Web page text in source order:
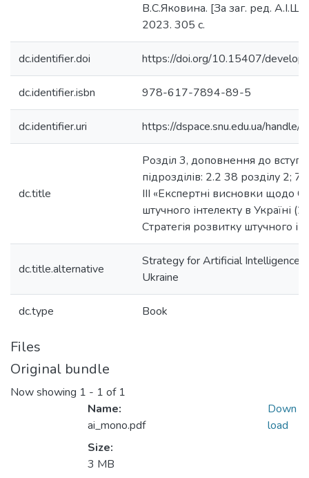
В.С.Яковина. [За заг. ред.
2023. 305 с.
dc.identifier.doi https://doi.org/10.15407/
dc.identifier.isbn 978-617-7894-89-5
dc.identifier.uri https://dspace.snu.edu.ua/
dc.title
Розділ 3, доповнення до
підрозділів: 2.2 38 розділу 2;
ІІІ «Експертні висновки щодо
штучного інтелекту в Україні
Стратегія розвитку штучного
dc.title.alternative
Strategy for Artificial Intelligence
Ukraine
dc.type Book
Files
Original bundle
Now showing 1 - 1 of 1
Name:
ai_mono.pdf
Size:
3 MB
Down
load